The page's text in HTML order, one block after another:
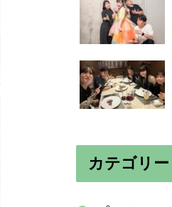
カテゴリー